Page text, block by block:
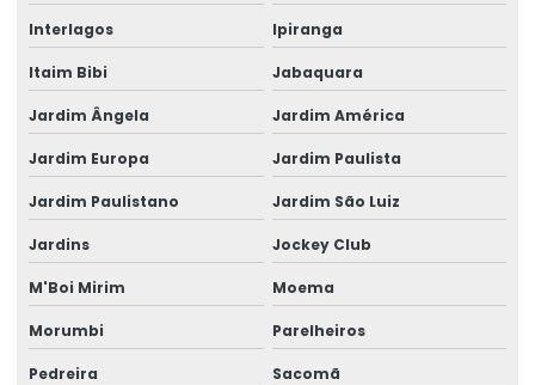
Engenheiro Calculista Estrutural
Engenheiro Civil Calculista Estrutural
Escritório de cálculo estrutural
Estrutura Atacadista
Estrutura de concreto armado pré moldado
Estrutura de concreto pré moldado preço
Interlagos Ipiranga
Itaim Bibi Jabaquara
Jardim Ângela Jardim América
Jardim Europa Jardim Paulista
Jardim Paulistano Jardim São Luiz
Jardins Jockey Club
M'Boi Mirim Moema
Morumbi Parelheiros
Pedreira Sacomã